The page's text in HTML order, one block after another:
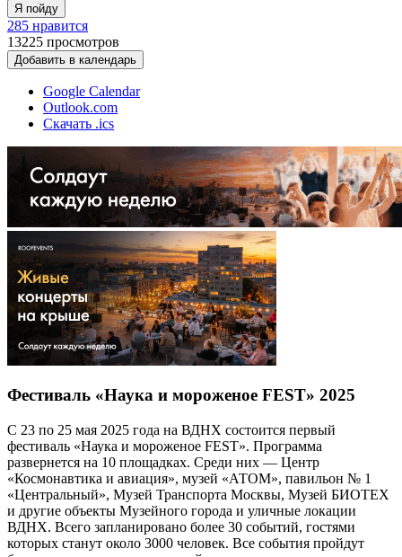
Я пойду
285 нравится
13225 просмотров
Добавить в календарь
Google Calendar
Outlook.com
Скачать .ics
Фестиваль «Наука и мороженое FEST» 2025
С 23 по 25 мая 2025 года на ВДНХ состоится первый
фестиваль «Наука и мороженое FEST». Программа
развернется на 10 площадках. Среди них — Центр
«Космонавтика и авиация», музей «АТОМ», павильон № 1
«Центральный», Музей Транспорта Москвы, Музей БИОТЕХ
и другие объекты Музейного города и уличные локации
ВДНХ. Всего запланировано более 30 событий, гостями
которых станут около 3000 человек. Все события пройдут